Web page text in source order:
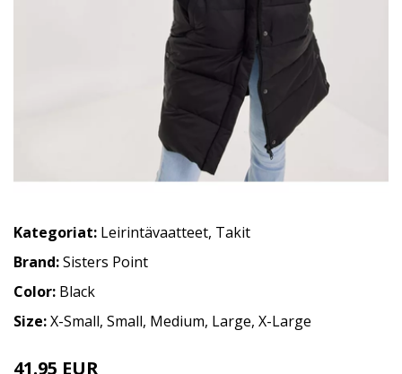
Kategoriat: Leirintävaatteet, Takit
Brand:Sisters Point
Color: Black
Size:X-Small, Small, Medium, Large, X-Large
41.95 EUR